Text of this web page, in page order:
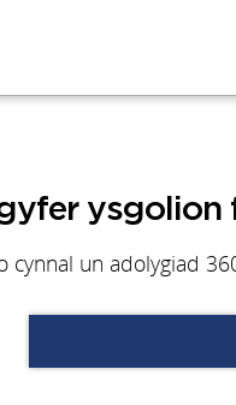
ysgolion
cynnal un adolygiad